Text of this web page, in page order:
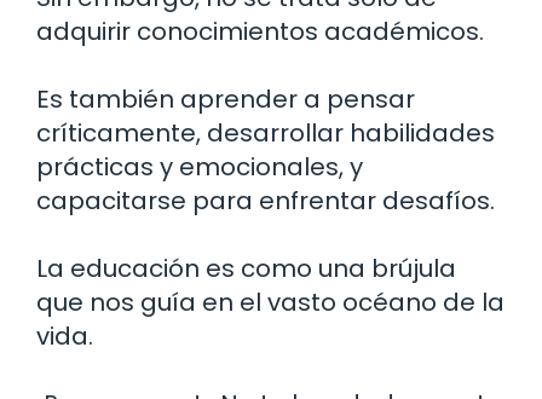
adquirir conocimientos académicos.
Es también aprender a pensar
críticamente, desarrollar habilidades
prácticas y emocionales, y
capacitarse para enfrentar desafíos.
La educación es como una brújula
que nos guía en el vasto océano de la
vida.